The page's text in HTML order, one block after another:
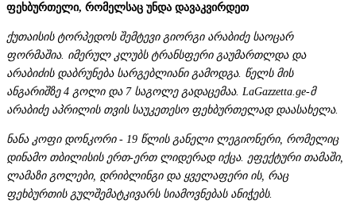
ფეხბურთელი, რომელსაც უნდა დავაკვირდეთ
ქუთაისის ტორპედოს შემტევი გიორგი არაბიძე საოცარ
ფორმაშია. იმერულ კლუბს ტრანსფერი გაუმართლდა და
არაბიძის დაბრუნება სარგებლიანი გამოდგა. წელს მის
ანგარიშზე 4 გოლი და 7 საგოლე გადაცემაა. LaGazzetta.ge-მ
არაბიძე აპრილის თვის საუკეთესო ფეხბურთელად დაასახელა.
ნანა კოფი დონკორი - 19 წლის განელი ლეგიონერი, რომელიც
დინამო თბილისის ერთ-ერთ ლიდერად იქცა. ეფექტური თამაში,
ლამაზი გოლები, დრიბლინგი და ყველაფერი ის, რაც
ფეხბურთის გულშემატკივარს სიამოვნებას ანიჭებს.